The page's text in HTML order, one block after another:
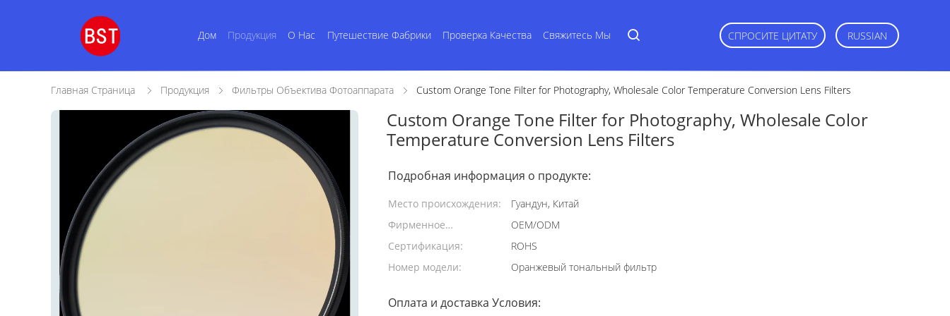
Дом Продукция О Нас Путешествие Фабрики Проверка Качества Свяжитесь Мы СПРОСИТЕ ЦИТАТУ RUSSIAN
Главная Страница Продукция Фильтры Объектива Фотоаппарата Custom Orange Tone Filter for Photography, Wholesale Color Temperature Conversion Lens Filters
Custom Orange Tone Filter for Photography, Wholesale Color
Temperature Conversion Lens Filters
Подробная информация о продукте:
Место происхождения:
Гуандун, Китай
Фирменное
наименование:
OEM/ODM
Сертификация:
ROHS
Номер модели:
Оранжевый тональный фильтр
Оплата и доставка Условия: